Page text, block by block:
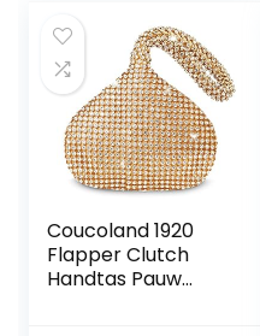
Coucoland 1920
Flapper Clutch
Handtas Pauw